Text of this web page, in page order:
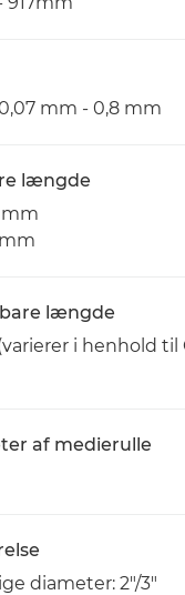
mm - 0,8 mm
længde
mm
længde
i henhold til
af medierulle
diameter: 2"/3"